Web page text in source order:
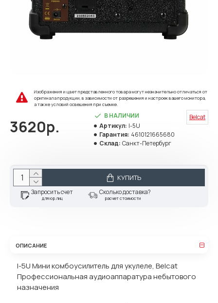
Изображения и цвет представленного товара могут незначительно отличаться от
оригинала продукции, в зависимости от разрешения и настроек вашего монитора,
а также условий освещения при съемке.
3620р.
В НАЛИЧИИ
Артикул: I-5U
Гарантия: 4610121665680
Склад: Санкт-Петербург
Belcat
КУПИТЬ
Запросить счет
для юр.лиц
Сколько доставка?
расчет стоимости
ОПИСАНИЕ
I-5U Мини комбоусилитель для укулеле, Belcat
Профессиональная аудиоаппаратура небытового
назначения